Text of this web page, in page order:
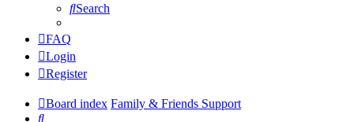
Search
FAQ
Login
Register
Board index Family & Friends Support
Search